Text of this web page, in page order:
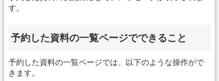
す。
予約した資料の一覧ページでできること
予約した資料の一覧ページでは、以下のような操作がで
きます。